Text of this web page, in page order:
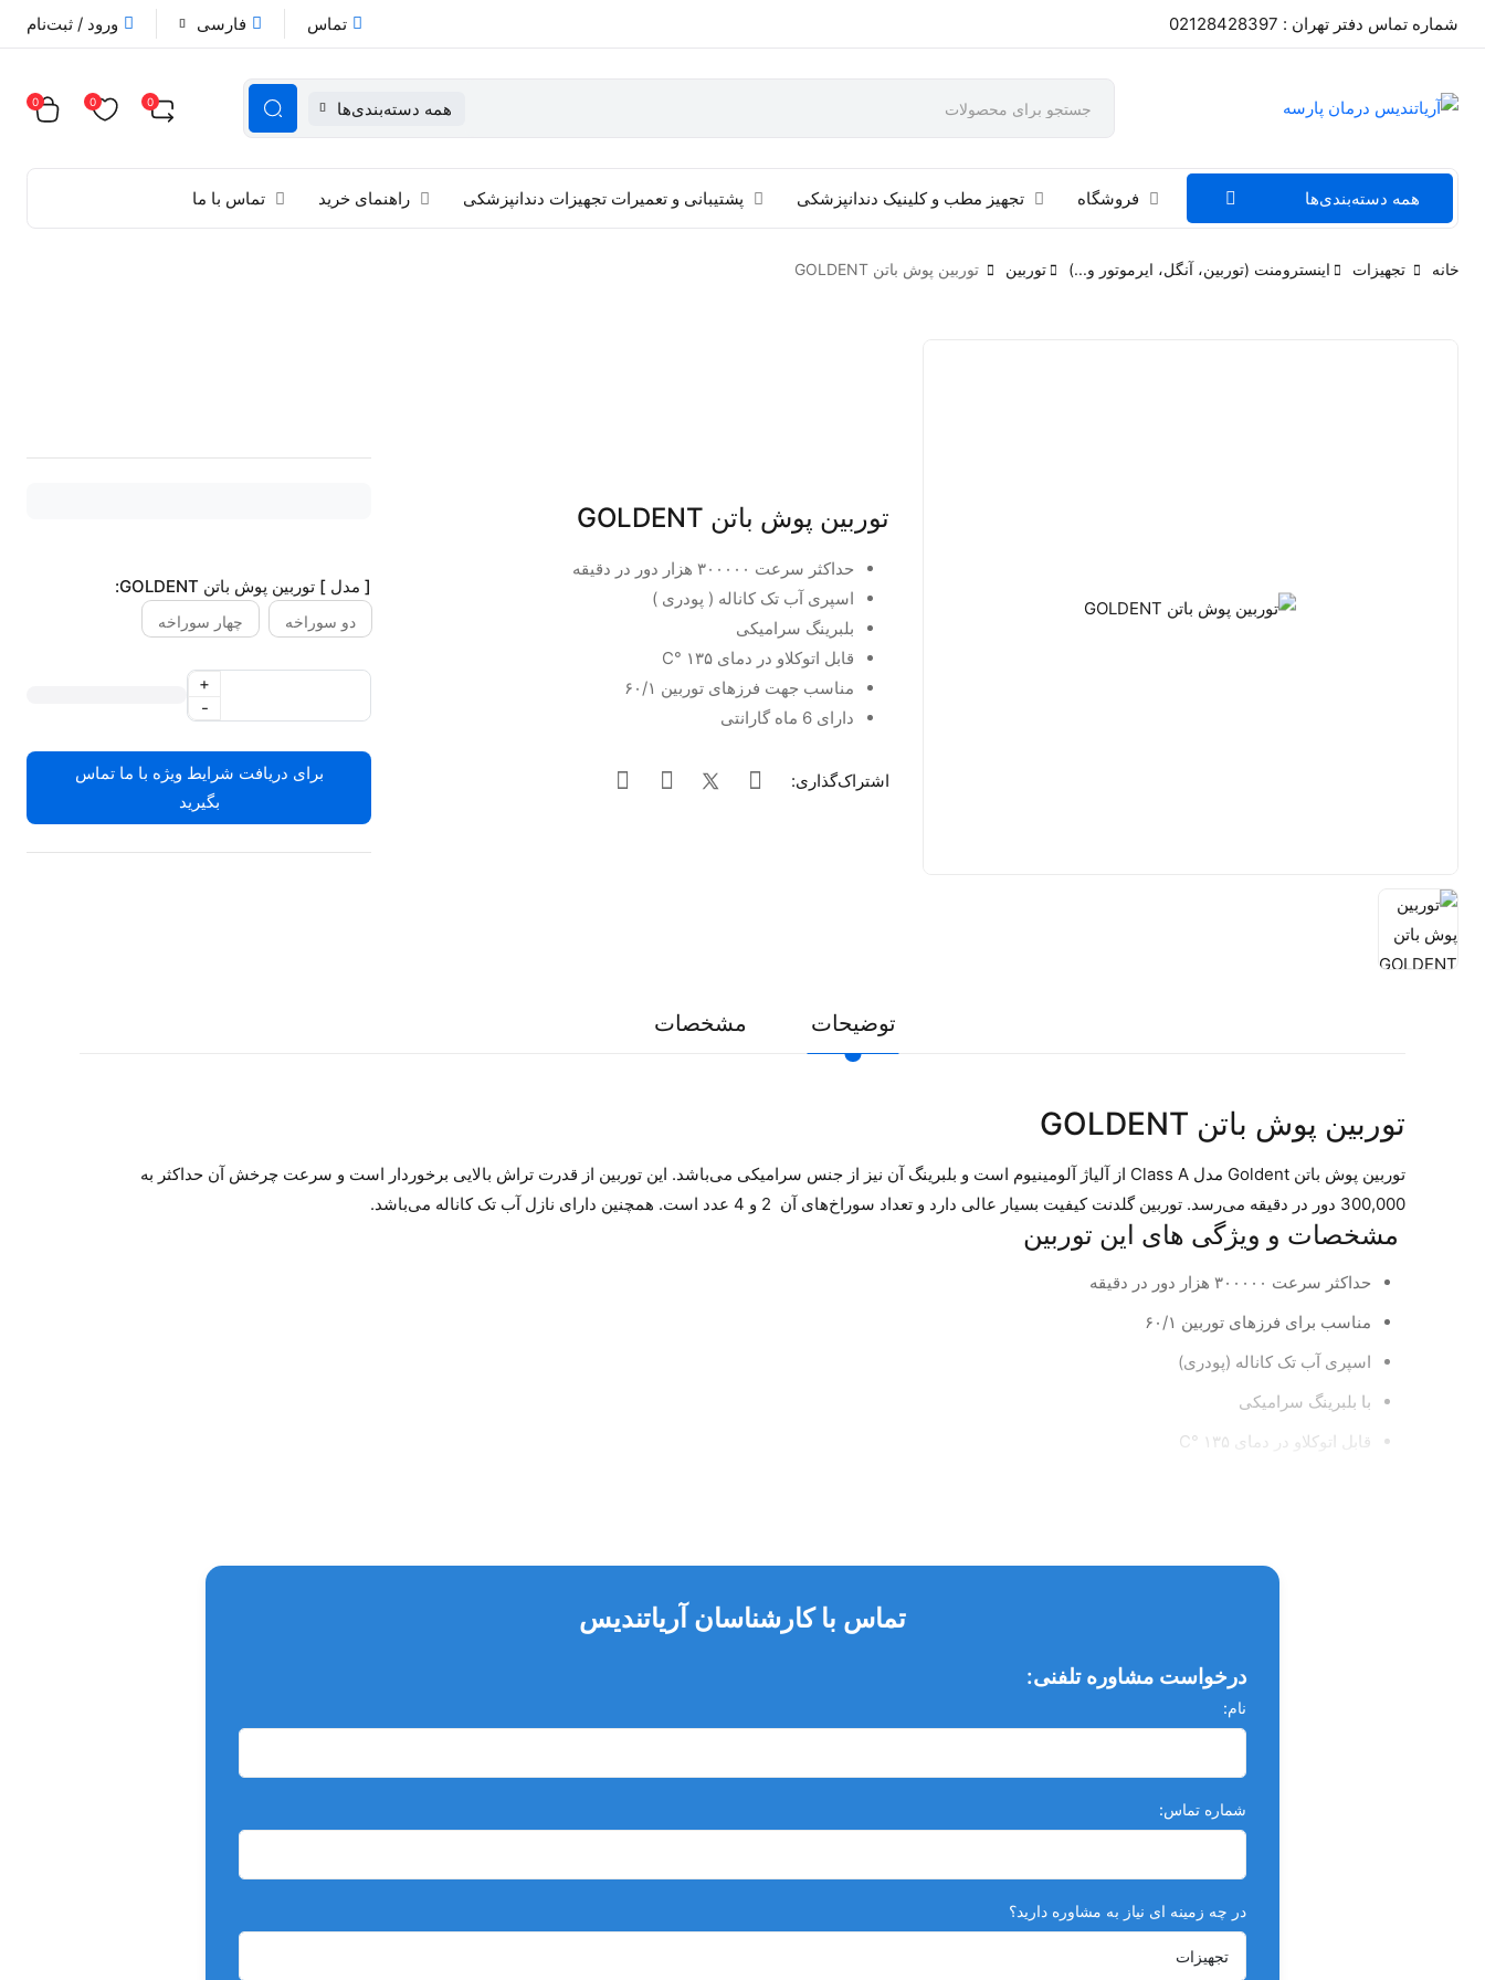
شماره تماس دفتر تهران : 02128428397 تماس فارسی ورود / ثبت‌نام
همه دسته‌بندی‌ها 0
0
0
همه دسته‌بندی‌ها فروشگاه تجهیز مطب و کلینیک دندانپزشکی پشتیبانی و تعمیرات تجهیزات دندانپزشکی راهنمای خرید تماس با ما
خانه تجهیزات اینسترومنت (توربین، آنگل، ایرموتور و...) توربین توربین پوش باتن GOLDENT
توربین پوش باتن GOLDENT
حداکثر سرعت ۳۰۰۰۰۰ هزار دور در دقیقه
اسپری آب تک کاناله ( پودری )
بلبرینگ سرامیکی
قابل اتوکلاو در دمای ۱۳۵ °C
مناسب جهت فرزهای توربین ۶۰/۱
دارای 6 ماه گارانتی
اشتراک‌گذاری:
[ مدل ] توربین پوش باتن GOLDENT:
دو سوراخه چهار سوراخه
-
+
برای دریافت شرایط ویژه با ما تماس
بگیرید
توضیحات مشخصات
توربین پوش باتن GOLDENT
توربین پوش باتن Goldent مدل Class A از آلیاژ آلومینیوم است و بلبرینگ آن نیز از جنس سرامیکی می‌باشد. این توربین از قدرت تراش بالایی برخوردار است و سرعت چرخش آن حداکثر به
300,000 دور در دقیقه می‌رسد. توربین گلدنت کیفیت بسیار عالی دارد و تعداد سوراخ‌های آن 2 و 4 عدد است. همچنین دارای نازل آب تک کاناله می‌باشد.
مشخصات و ویژگی های این توربین
حداکثر سرعت ۳۰۰۰۰۰ هزار دور در دقیقه
مناسب برای فرزهای توربین ۶۰/۱
اسپری آب تک کاناله (پودری)
با بلبرینگ سرامیکی
قابل اتوکلاو در دمای ۱۳۵ °C
تماس با کارشناسان آریاتندیس
درخواست مشاوره تلفنی:
نام:
شماره تماس:
در چه زمینه ای نیاز به مشاوره دارید؟